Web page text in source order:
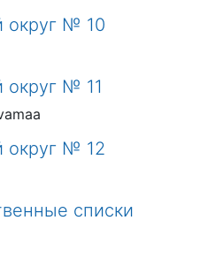
округ № 10
округ № 11
округ № 12
списки